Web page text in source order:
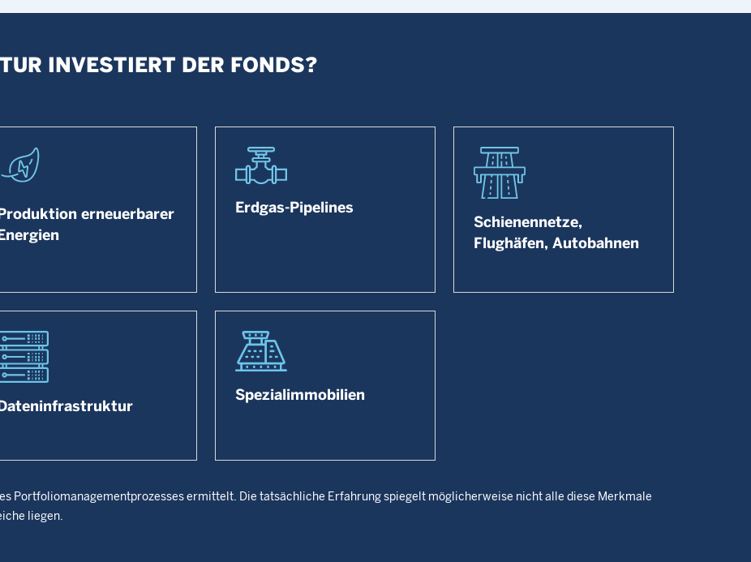
INVESTIERT DER FONDS?
erneuerbarer
Erdgas-Pipelines
Schienennetze,
Flughäfen, Autobahnen
Spezialimmobilien
Portfoliomanagementprozesses ermittelt. Die tatsächliche Erfahrung spiegelt möglicherweise nicht alle diese Merkmale
liegen.